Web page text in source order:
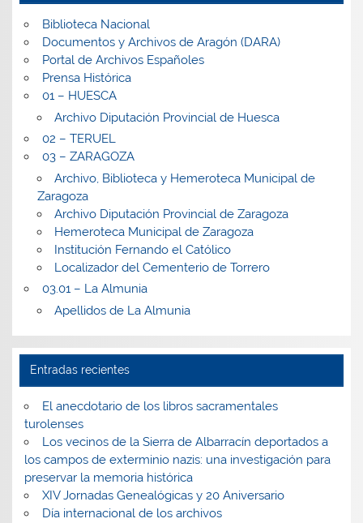
Biblioteca Nacional
Documentos y Archivos de Aragón (DARA)
Portal de Archivos Españoles
Prensa Histórica
01 – HUESCA
Archivo Diputación Provincial de Huesca
02 – TERUEL
03 – ZARAGOZA
Archivo, Biblioteca y Hemeroteca Municipal de
Zaragoza
Archivo Diputación Provincial de Zaragoza
Hemeroteca Municipal de Zaragoza
Institución Fernando el Católico
Localizador del Cementerio de Torrero
03.01 – La Almunia
Apellidos de La Almunia
Entradas recientes
El anecdotario de los libros sacramentales
turolenses
Los vecinos de la Sierra de Albarracín deportados a
los campos de exterminio nazis: una investigación para
preservar la memoria histórica
XIV Jornadas Genealógicas y 20 Aniversario
Día internacional de los archivos